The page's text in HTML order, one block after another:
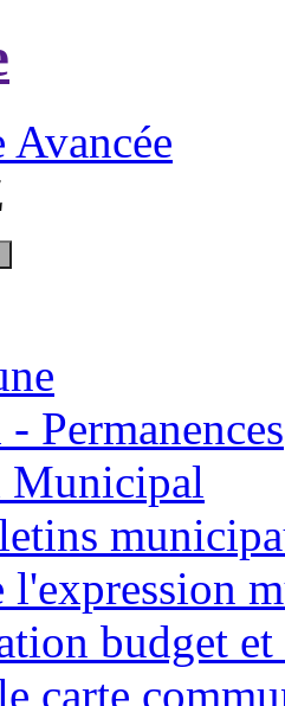
Avancée
Permanences
Municipal
l'expression
budget
carte